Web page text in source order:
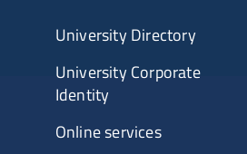
University Directory
University Corporate
Identity
Online services